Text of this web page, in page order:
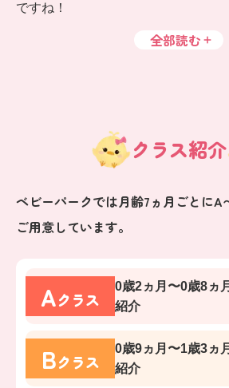
ですね！
全部読む
クラス紹介
ベビーパークでは月齢7ヵ月ごとにA
ご用意しています。
Aクラス
0歳2ヵ月〜0歳8ヵ月
紹介
Bクラス
0歳9ヵ月〜1歳3ヵ月
紹介